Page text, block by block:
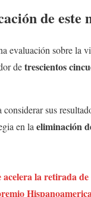
de este
evaluación sobre la
detrescientos
sus
en laeliminación
la retirada